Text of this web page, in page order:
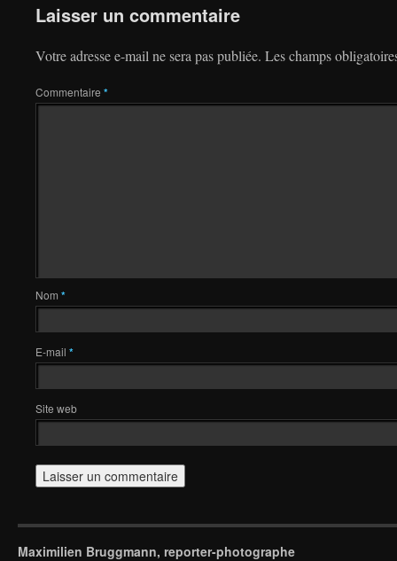
Laisser un commentaire
Votre adresse e-mail ne sera pas publiée. Les champs
Commentaire *
Nom *
E-mail *
Site web
Maximilien Bruggmann, reporter-photographe